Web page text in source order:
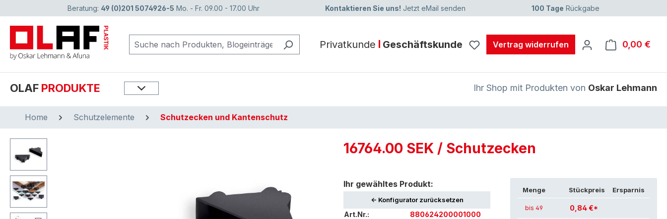
Zur Hauptnavigation springen
Beratung: 49 (0)201 5074926-5 Mo. - Fr. 09.00 - 17.00 Uhr Kontaktieren Sie uns! Jetzt eMail senden 100 Tage Rückgabe
Privatkunde Geschäftskunde Vertrag widerrufen 0,00 €
OLAF PRODUKTE Ihr Shop mit Produkten von Oskar Lehmann
Home Schutzelemente Schutzecken und Kantenschutz
16764.00 SEK / Schutzecken
Ihr gewähltes Produkt:
<- Konfigurator zurücksetzen
Art.Nr.:
880624200001000
Menge Stückpreis Ersparnis
bis 49 0,84 €*